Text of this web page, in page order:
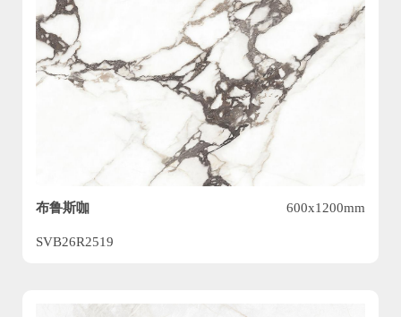
布鲁斯咖 600x1200mm
SVB26R2519